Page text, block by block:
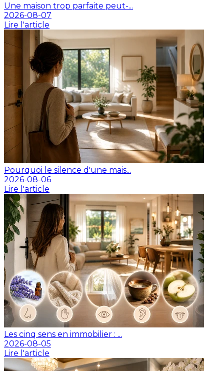
Une maison trop parfaite peut-...
2026-08-07
Lire l'article
Pourquoi le silence d'une mais...
2026-08-06
Lire l'article
Les cinq sens en immobilier : ...
2026-08-05
Lire l'article